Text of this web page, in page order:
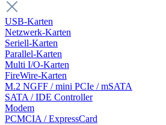
USB-Karten
Netzwerk-Karten
Seriell-Karten
Parallel-Karten
Multi I/O-Karten
FireWire-Karten
M.2 NGFF / mini PCIe / mSATA
SATA / IDE Controller
Modem
PCMCIA / ExpressCard